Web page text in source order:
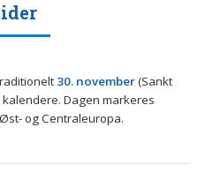
30. november(Sankt
Dagen markeres
og Centraleuropa.